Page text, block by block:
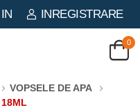
INREGISTRARE
0
VOPSELE DE APA